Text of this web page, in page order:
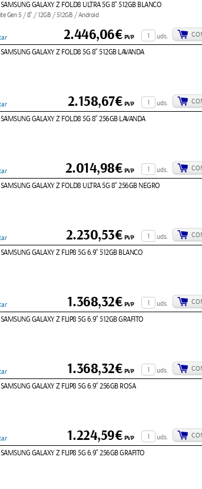
GALAXY Z FOLD8 ULTRA 5G 8" 512GB BLANCO
Gen 5 / 8" / 12GB / 512GB / Android
uds.
2.446,06€PVP
GALAXY Z FOLD8 5G 8" 512GB LAVANDA
uds.
2.158,67€PVP
GALAXY Z FOLD8 5G 8" 256GB LAVANDA
uds.
2.014,98€PVP
GALAXY Z FOLD8 ULTRA 5G 8" 256GB NEGRO
uds.
2.230,53€PVP
GALAXY Z FLIP8 5G 6.9" 512GB BLANCO
uds.
1.368,32€PVP
GALAXY Z FLIP8 5G 6.9" 512GB GRAFITO
uds.
1.368,32€PVP
GALAXY Z FLIP8 5G 6.9" 256GB ROSA
uds.
1.224,59€PVP
GALAXY Z FLIP8 5G 6.9" 256GB GRAFITO